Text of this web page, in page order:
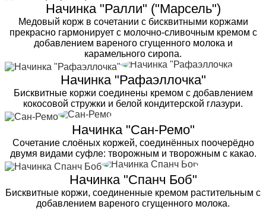
Начинка "Ралли" ("Марсель")
Медовый корж в сочетании с бисквитными коржами
прекрасно гармонирует с молочно-сливочным кремом с
добавлением вареного сгущенного молока и
карамельного сиропа.
Начинка "Рафаэллочка"
Бисквитные коржи соединены кремом с добавлением
кокосовой стружки и белой кондитерской глазури.
Начинка "Сан-Ремо"
Сочетание слоёных коржей, соединённых поочерёдно
двумя видами суфле: творожным и творожным с какао.
Начинка "Спанч Боб"
Бисквитные коржи, соединенные кремом растительным с
добавлением вареного сгущенного молока.